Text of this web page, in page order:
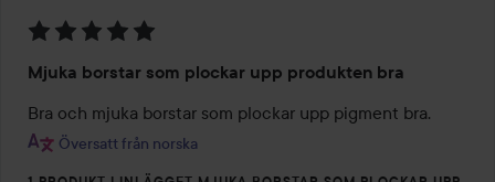
5
av
5
Mjuka borstar som plockar upp produkten bra
Bra och mjuka borstar som plockar upp pigment bra.
Översatt från norska